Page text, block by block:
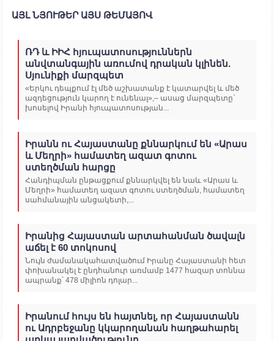
ԱՅԼ ՆՅՈՒԹԵՐ ԱՅՍ ԹԵՄԱՅՈՎ
ՌԴ և ԻԻՀ հյուպատոսություններն
անվտանգային առումով դրական կլինեն.
Սյունիքի մարզպետ
«Երկու դեպքում էլ մեծ աշխատանք է կատարվել և մեծ
ազդեցություն կարող է ունենալ»,– ասաց մարզպետը`
խոսելով Իրանի հյուպատոսության...
Իրանն ու Հայաստանը քննարկում են «Արաս
և Մեղրի» համատեղ ազատ գոտու
ստեղծման հարցը
Հանդիպման ընթացքում քննարկվել են նաև «Արաս և
Մեղրի» համատեղ ազատ գոտու ստեղծման, համատեղ
սահմանային անցակետի,...
Իրանից Հայաստան արտահանման ծավալն
աճել է 60 տոկոսով
Նույն ժամանակահատվածում Իրանը Հայաստանի հետ
փոխանակել է ընդհանուր առմամբ 1477 հազար տոննա
ապրանք՝ 478 միլիոն դոլար...
Իրանում հույս են հայտնել, որ Հայաստանն
ու Ադրբեջանը կկարողանան հաղթահարել